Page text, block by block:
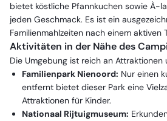
bietet köstliche Pfannkuchen sowie
jeden Geschmack. Es ist ein
Familienmahlzeiten nach einem aktiven
Aktivitäten in der Nähe des
Die Umgebung ist reich an Attraktionen
Familienpark Nienoord: Nur einen
entfernt bietet dieser Park eine
Attraktionen für Kinder.
Nationaal Rijtuigmuseum: